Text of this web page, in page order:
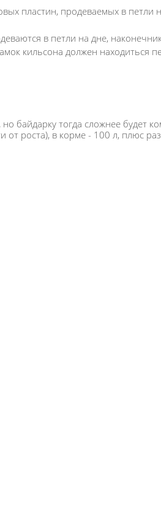
пластин, продеваемых в петли
в петли на дне,
кильсона должен находиться
байдарку тогда сложнее будет
роста), в корме - 100 л, плюс